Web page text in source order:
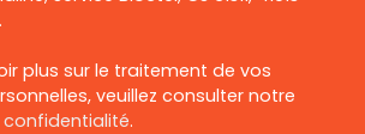
plus sur le traitement de vos
veuillez consulter notre
.